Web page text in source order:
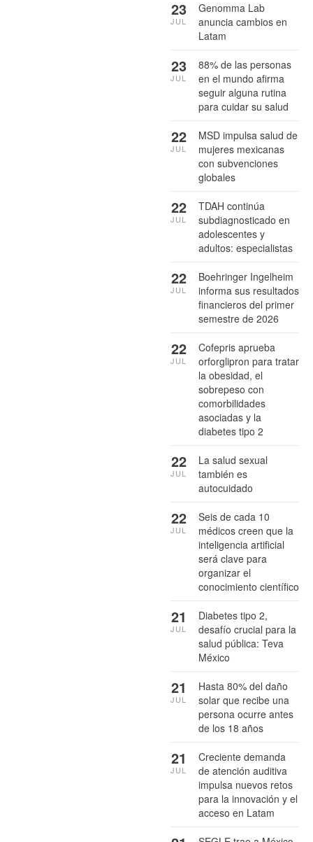
Genomma Lab
anuncia cambios en
Latam
23
JUL
88% de las personas
en el mundo afirma
seguir alguna rutina
para cuidar su salud
23
JUL
MSD impulsa salud de
mujeres mexicanas
con subvenciones
globales
22
JUL
TDAH continúa
subdiagnosticado en
adolescentes y
adultos: especialistas
22
JUL
Boehringer Ingelheim
informa sus resultados
financieros del primer
semestre de 2026
22
JUL
Cofepris aprueba
orforglipron para tratar
la obesidad, el
sobrepeso con
comorbilidades
asociadas y la
diabetes tipo 2
22
JUL
La salud sexual
también es
autocuidado
22
JUL
Seis de cada 10
médicos creen que la
inteligencia artificial
será clave para
organizar el
conocimiento científico
22
JUL
Diabetes tipo 2,
desafío crucial para la
salud pública: Teva
México
21
JUL
Hasta 80% del daño
solar que recibe una
persona ocurre antes
de los 18 años
21
JUL
Creciente demanda
de atención auditiva
impulsa nuevos retos
para la innovación y el
acceso en Latam
21
JUL